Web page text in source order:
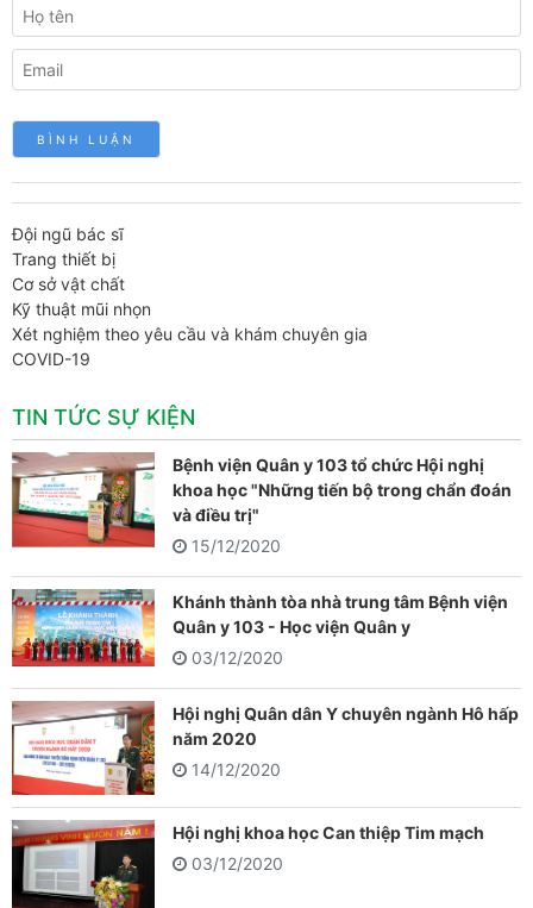
Đội ngũ bác sĩ
Trang thiết bị
Cơ sở vật chất
Kỹ thuật mũi nhọn
Xét nghiệm theo yêu cầu và khám chuyên gia
COVID-19
TIN TỨC SỰ KIỆN
Bệnh viện Quân y 103 tổ chức Hội nghị
khoa học "Những tiến bộ trong chẩn đoán
và điều trị"
15/12/2020
Khánh thành tòa nhà trung tâm Bệnh viện
Quân y 103 - Học viện Quân y
03/12/2020
Hội nghị Quân dân Y chuyên ngành Hô hấp
năm 2020
14/12/2020
Hội nghị khoa học Can thiệp Tim mạch
03/12/2020